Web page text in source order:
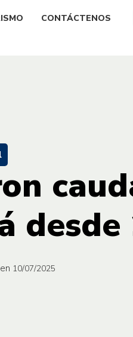
CONTÁCTENOS
desde
10/07/2025